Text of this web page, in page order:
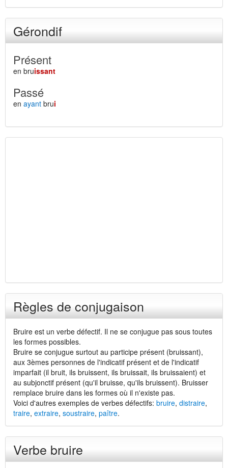
Gérondif
Présent
en bruissant
Passé
en ayant brui
Règles de conjugaison
Bruire est un verbe défectif. Il ne se conjugue pas sous toutes
les formes possibles.
Bruire se conjugue surtout au participe présent (bruissant),
aux 3èmes personnes de l'indicatif présent et de l'indicatif
imparfait (il bruit, ils bruissent, ils bruissait, ils bruissaient) et
au subjonctif présent (qu'il bruisse, qu'ils bruissent). Bruisser
remplace bruire dans les formes où il n'existe pas.
Voici d'autres exemples de verbes défectifs: bruire, distraire,
traire, extraire, soustraire, paître.
Verbe bruire